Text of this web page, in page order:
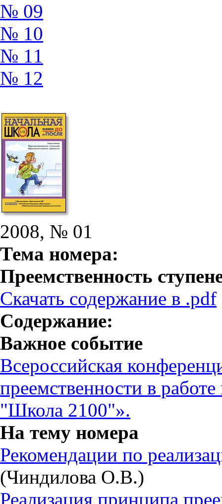
№ 09
№ 10
№ 11
№ 12
2008, № 01
Тема номера:
Преемственность
Скачать содержание в .pdf
Содержание:
Важное событие
Всероссийская
преемственности в
"Школа 2100"».
На тему номера
Рекомендации по
(Чиндилова О.В.)
Реализация принципа